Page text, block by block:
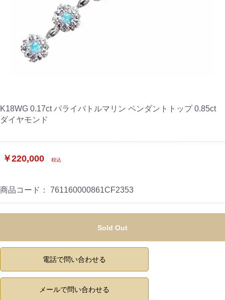
K18WG 0.17ct パライバトルマリン ペンダントトップ 0.85ct
ダイヤモンド
￥220,000 税込
商品コード： 761160000861CF2353
Sold Out
電話で問い合わせる
メールで問い合わせる